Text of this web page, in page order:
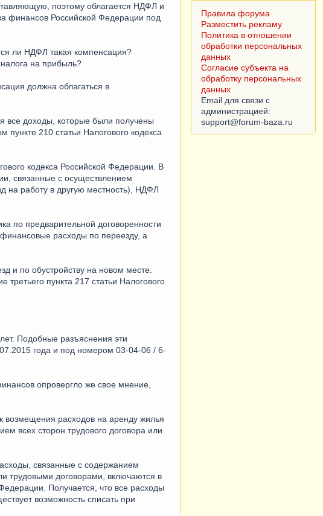
поэтому облагается НДФЛ и
финансов Российской Федерации под
ли НДФЛ такая компенсация?
на прибыль?
должна облагаться в
все доходы, которые были получены
210 статьи Налогового кодекса
кодекса Российской Федерации. В
связанные с осуществлением
на работу в другую местность), НДФЛ
по предварительной договоренности
финансовые расходы по переезду, а
и по обустройству на новом месте.
пункта 217 статьи Налогового
Подобные разъяснения эти
года и под номером 03-04-06 / 6-
опровергло же свое мнение,
возмещения расходов на аренду жилья
всех сторон трудового договора или
связанные с содержанием
трудовыми договорами, включаются в
Получается, что все расходы
возможность списать при
Правила форума
Разместить рекламу
Политика в отношении
обработки персональных
данных
Согласие субъекта на
обработку персональных
данных
Email для связи с
администрацией: